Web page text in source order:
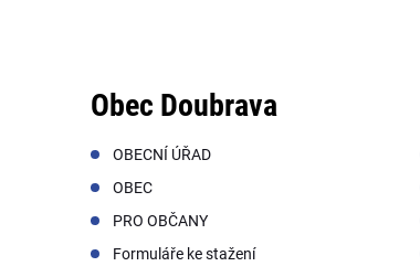
Obec Doubrava
OBECNÍ ÚŘAD
OBEC
PRO OBČANY
Formuláře ke stažení